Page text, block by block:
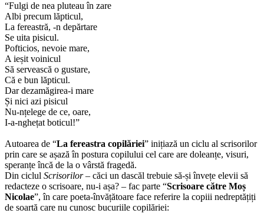
“Fulgi de nea pluteau în zare
Albi precum lăpticul,
La fereastră, -n depărtare
Se uita pisicul.
Pofticios, nevoie mare,
A ieșit voinicul
Să servească o gustare,
Că e bun lăpticul.
Dar dezamăgirea-i mare
Și nici azi pisicul
Nu-nțelege de ce, oare,
I-a-nghețat boticul!”
Autoarea de “La fereastra copilăriei” inițiază un ciclu al scrisorilor
prin care se așază în postura copilului cel care are doleanțe, visuri,
speranțe încă de la o vârstă fragedă.
Din ciclul Scrisorilor– căci un dascăl trebuie să-și învețe elevii să
redacteze o scrisoare, nu-i așa? – fac parte “Scrisoare către Moș
Nicolae”, în care poeta-învățătoare face referire la copiii nedreptățiți
de soartă care nu cunosc bucuriile copilăriei: